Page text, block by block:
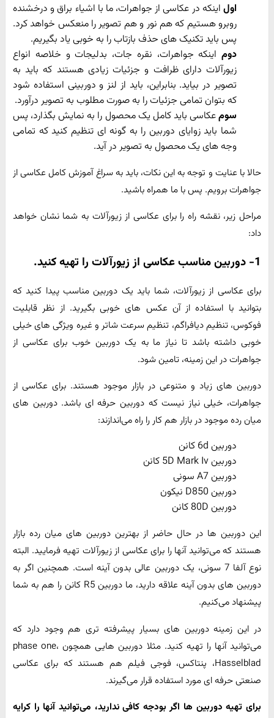
اول اینکه در عکاسی از جواهرات، ما با اشیاء براق و درخشنده
روبرو هستیم که هم نور و هم تصویر را منعکس خواهد کرد.
پس باید تکنیک های حذف بازتاب را به خوبی یاد بگیریم.
دوم اینکه جواهرات، نقره جات، بدلیجات و خلاصه انواع
زیورآلات دارای ظرافت و جزئیات زیادی هستند که باید به
تصویر در بیاید. بنابراین، باید از لنز و دوربینی استفاده شود
که بتوان تمامی جزئیات را به صورت مطلوب به تصویر درآورد.
سومعکاسی باید کامل یک محصول را به نمایش بگذارد، پس
شما باید زوایای دوربین را به گونه ای تنظیم کنید که تمامی
وجه های یک محصول به تصویر در آید.
حالا با عنایت و توجه به این نکات، باید به سراغ آموزش کامل عکاسی از
جواهرات برویم. پس با ما همراه باشید.
مراحل زیر، نقشه راه را برای عکاسی از زیورآلات به شما نشان خواهد
داد:
1- دوربین مناسب عکاسی از زیورآلات را تهیه کنید.
برای عکاسی از زیورآلات، شما باید یک دوربین مناسب پیدا کنید که
بتوانید با استفاده از آن عکس های خوبی بگیرید. از نظر قابلیت
فوکوس، تنظیم دیافراگم، تنظیم سرعت شاتر و غیره ویژگی های خیلی
خوبی داشته باشد تا نیاز ما به یک دوربین خوب برای عکاسی از
جواهرات در این زمینه، تامین شود.
دوربین های زیاد و متنوعی در بازار موجود هستند. برای عکاسی از
جواهرات، خیلی نیاز نیست که دوربین حرفه ای باشد. دوربین های
میان رده موجود در بازار هم کار را راه می‌اندازند:
دوربین 6d کانن
دوربین 5D Mark Iv کانن
دوربین A7 سونی
دوربین D850 نیکون
دوربین 80D کانن
این دوربین ها در حال حاضر از بهترین دوربین های میان رده بازار
هستند که می‌توانید آنها را برای عکاسی از زیورآلات تهیه فرمایید. البته
نوع آلفا 7 سونی، یک دوربین عالی بدون آینه است. همچنین اگر به
دوربین های بدون آینه علاقه دارید، ما دوربین R5 کانن را هم به شما
پیشنهاد می‌کنیم.
در این زمینه دوربین های بسیار پیشرفته تری هم وجود دارد که
می‌توانید آنها را تهیه کنید. مثلا دوربین هایی همچون phase one،
Hasselblad، پنتاکس، فوجی فیلم هم هستند که برای عکاسی
صنعتی حرفه ای مورد استفاده قرار می‌گیرند.
برای تهیه دوربین ها اگر بودجه کافی ندارید، می‌توانید آنها را کرایه